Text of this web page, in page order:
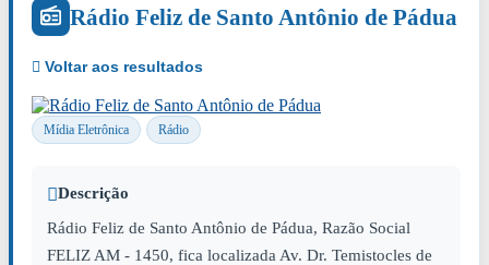
Rádio Feliz de Santo Antônio de Pádua
Mídia Eletrônica Rádio
Descrição
Rádio Feliz de Santo Antônio de Pádua, Razão Social
FELIZ AM - 1450, fica localizada Av. Dr. Temistocles de